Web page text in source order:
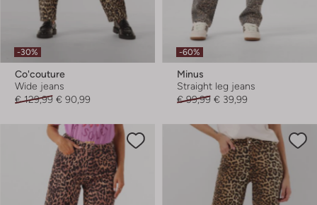
-30%
Co'couture
Wide jeans
€ 129,99 € 90,99
-60%
Minus
Straight leg jeans
€ 99,99 € 39,99